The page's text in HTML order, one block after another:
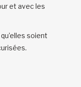
et avec les
soient